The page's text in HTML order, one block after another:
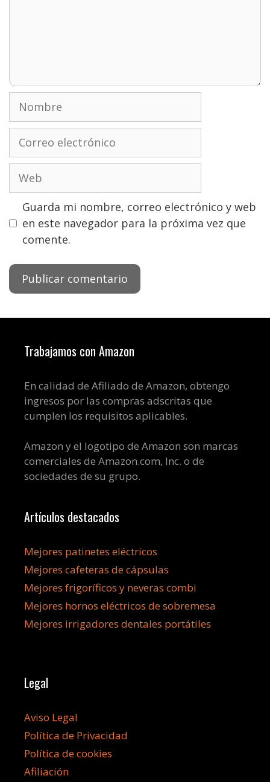
Nombre
electrónico
Guarda mi nombre, correo electrónico y web
en este navegador para la próxima vez que
comente.
Trabajamos con Amazon
En calidad de Afiliado de Amazon, obtengo
ingresos por las compras adscritas que
cumplen los requisitos aplicables.
Amazon y el logotipo de Amazon son marcas
comerciales de Amazon.com, Inc. o de
sociedades de su grupo.
Artículos destacados
Mejores patinetes eléctricos
Mejores cafeteras de cápsulas
Mejores frigoríficos y neveras combi
Mejores hornos eléctricos de sobremesa
Mejores irrigadores dentales portátiles
Legal
Aviso Legal
Política de Privacidad
Política de cookies
Afiliación